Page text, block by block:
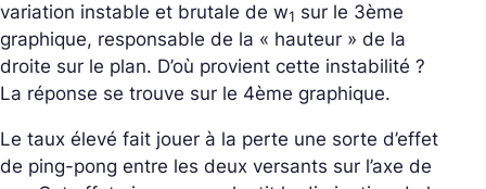
variation instable et brutale de w1 sur le 3ème
graphique, responsable de la « hauteur » de la
droite sur le plan. D’où provient cette instabilité ?
La réponse se trouve sur le 4ème graphique.
Le taux élevé fait jouer à la perte une sorte d’effet
de ping-pong entre les deux versants sur l’axe de